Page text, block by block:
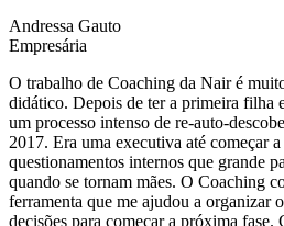
Andressa Gauto
Empresária
O trabalho de Coaching da Nair é
didático. Depois de ter a primeira filha
um processo intenso de re-auto-
2017. Era uma executiva até começar
questionamentos internos que grande
quando se tornam mães. O Coaching
ferramenta que me ajudou a organizar
decisões para começar a próxima fase.